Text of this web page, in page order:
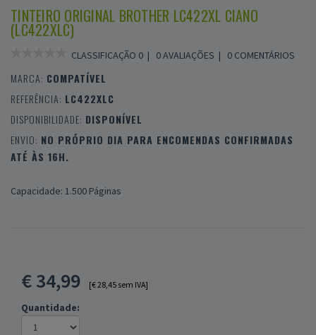
TINTEIRO ORIGINAL BROTHER LC422XL CIANO
(LC422XLC)
CLASSIFICAÇÃO 0 | 0 AVALIAÇÕES | 0 COMENTÁRIOS
MARCA: COMPATÍVEL
REFERÊNCIA: LC422XLC
DISPONIBILIDADE: DISPONÍVEL
ENVIO: NO PRÓPRIO DIA PARA ENCOMENDAS CONFIRMADAS
ATÉ ÀS 16H.
Capacidade: 1.500 Páginas
€34,99 [€ 28,45 sem IVA]
Quantidade: